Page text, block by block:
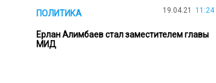
ПОЛИТИКА 19.04.21 11:24
Ерлан Алимбаев стал заместителем главы
МИД